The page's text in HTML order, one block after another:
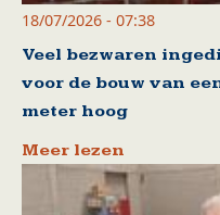
18/07/2026 - 07:38
Veel bezwaren
voor de bouw van
meter hoog
Meer lezen